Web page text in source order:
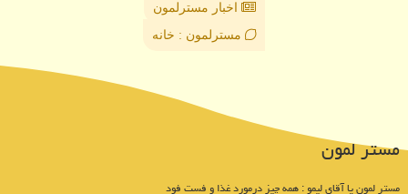
اخبار مسترلمون
مسترلمون : خانه
مستر لمون
مستر لمون یا آقای لیمو : همه چیز درمورد غذا و فست فود